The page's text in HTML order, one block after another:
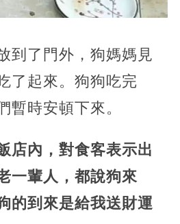
到了門外，狗媽媽見
了起來。狗狗吃完
暫時安頓下來。
店內，對食客表示出
一輩人，都說狗來
的到來是給我送財運